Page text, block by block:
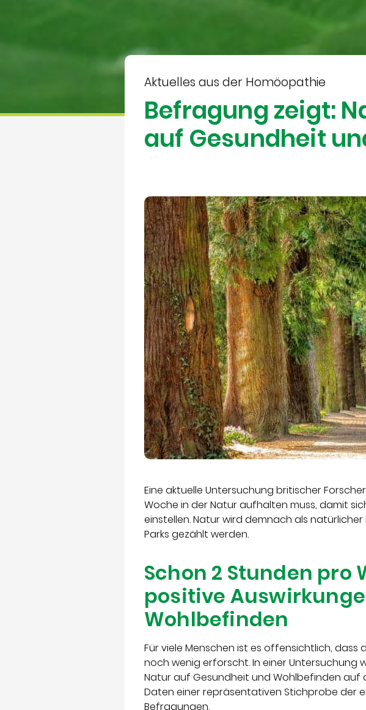
Aktuelles aus der Homöopathie
Befragung zeigt:
auf Gesundheit
Eine aktuelle Untersuchung britischer
Woche in der Natur aufhalten muss, damit
einstellen. Natur wird demnach als
Parks gezählt werden.
Schon 2 Stunden pro
positive
Wohlbefinden
Für viele Menschen ist es offensichtlich,
noch wenig erforscht. In einer Untersuchung
Natur auf Gesundheit und Wohlbefinden auf
Daten einer repräsentativen Stichprobe der
Befragungen.